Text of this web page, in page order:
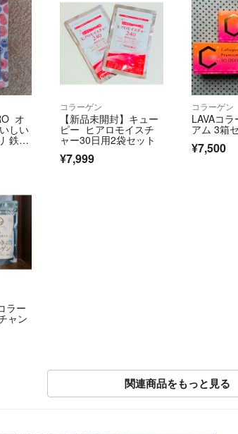
オ
しい
鉄＋
コラーゲン
【新品未開封】キュー
ピー ヒアロモイスチ
ャー30日用2袋セット
¥7,999
コラーゲン
LAVAコラ
アム 3箱
¥7,500
ラー
ャン
関連商品をもっと見る